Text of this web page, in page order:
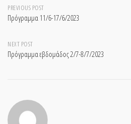
Post
PREVIOUS POST
Πρόγραμμα 11/6-17/6/2023
NEXT POST
Πρόγραμμα εβδομάδος 2/7-8/7/2023